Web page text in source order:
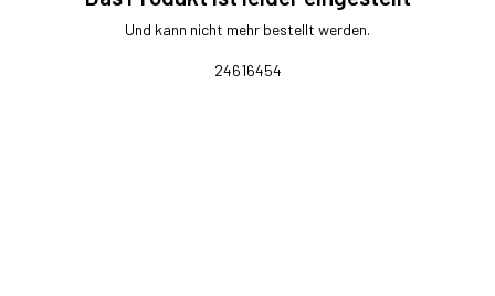
Und kann nicht mehr bestellt werden.
24616454